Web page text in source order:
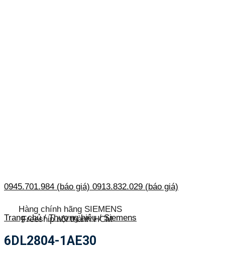
0945.701.984 (báo giá) 0913.832.029 (báo giá)
Hàng chính hãng SIEMENS
Freeship nội thành HCM
Trang chủ / Thương hiệu / Siemens
6DL2804-1AE30